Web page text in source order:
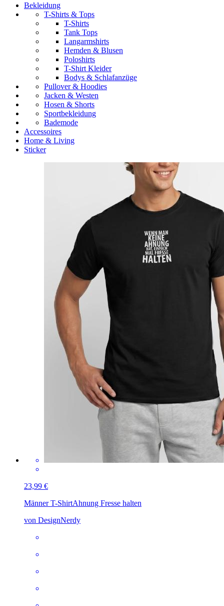
Bekleidung
T-Shirts & Tops
T-Shirts
Tank Tops
Langarmshirts
Hemden & Blusen
Poloshirts
T-Shirt Kleider
Bodys & Schlafanzüge
Pullover & Hoodies
Jacken & Westen
Hosen & Shorts
Sportbekleidung
Bademode
Accessoires
Home & Living
Sticker
23,99 €
Männer T-ShirtAhnung Fresse halten
von DesignNerdy